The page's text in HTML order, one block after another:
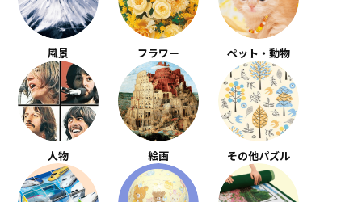
風景 フラワー ペット・動物
人物 絵画 その他パズル